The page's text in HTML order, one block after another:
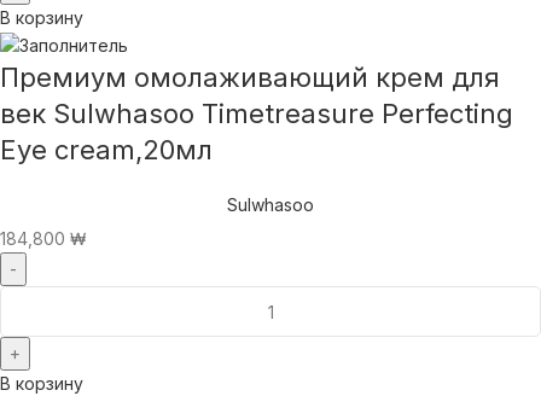
В корзину
Премиум омолаживающий крем для
век Sulwhasoo Timetreasure Perfecting
Eye cream,20мл
Sulwhasoo
184,800 ₩
В корзину